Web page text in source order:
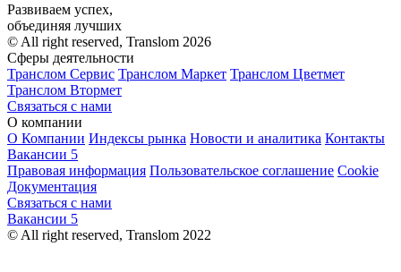
Развиваем успех,
объединяя лучших
© All right reserved, Translom 2026
Сферы деятельности
Транслом Сервис Транслом Маркет Транслом Цветмет
Транслом Втормет
Связаться с нами
О компании
О Компании Индексы рынка Новости и аналитика Контакты
Вакансии 5
Правовая информация Пользовательское соглашение Cookie
Документация
Связаться с нами
Вакансии 5
© All right reserved, Translom 2022